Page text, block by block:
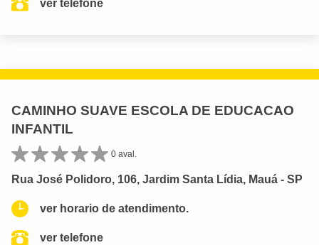
ver telefone
CAMINHO SUAVE ESCOLA DE EDUCACAO
INFANTIL
0 aval.
Rua José Polidoro, 106, Jardim Santa Lídia, Mauá - SP
ver horario de atendimento.
ver telefone